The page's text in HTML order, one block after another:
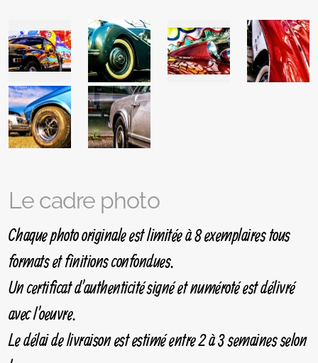
Le cadre photo
Chaque photo originale est limitée à 8 exemplaires tous
formats et finitions confondues.
Un certificat d'authenticité signé et numéroté est délivré
avec l'oeuvre.
Le délai de livraison est estimé entre 2 à 3 semaines selon